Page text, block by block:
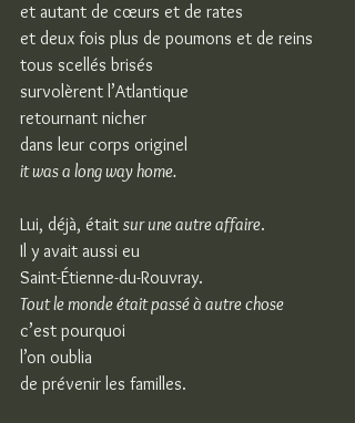
et autant de cœurs et de rates
et deux fois plus de poumons et de reins
tous scellés brisés
survolèrent l’Atlantique
retournant nicher
dans leur corps originel
it was a long way home.
Lui, déjà, était sur une autre affaire.
Il y avait aussi eu
Saint-Étienne-du-Rouvray.
Tout le monde était passé à autre chose
c’est pourquoi
l’on oublia
de prévenir les familles.